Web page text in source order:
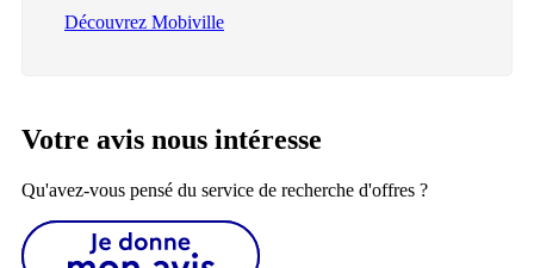
Découvrez Mobiville
Votre avis nous intéresse
Qu'avez-vous pensé du service de recherche d'offres ?